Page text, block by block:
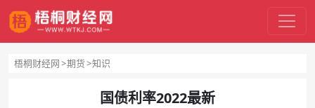
梧桐财经网 期货 知识
国债利率2022最新